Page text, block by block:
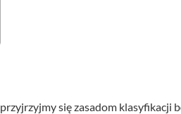
się zasadom klasyfikacji